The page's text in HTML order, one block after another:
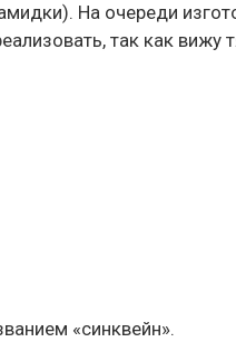
На очереди
так как вижу
«синквейн».